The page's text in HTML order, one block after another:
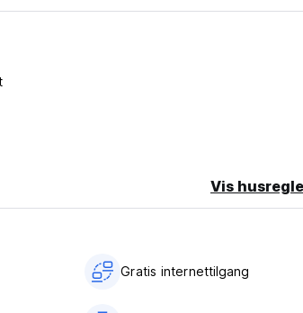
føler seg ukomfortable eller utrygge. (Auto-
Vis
Gratis internettilgang